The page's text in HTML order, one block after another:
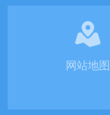
网站地图